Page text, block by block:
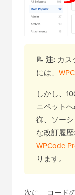
📝 注: カス
には、
しかし、
ニペット
御、ソー
な改訂履
WPCode
ります。